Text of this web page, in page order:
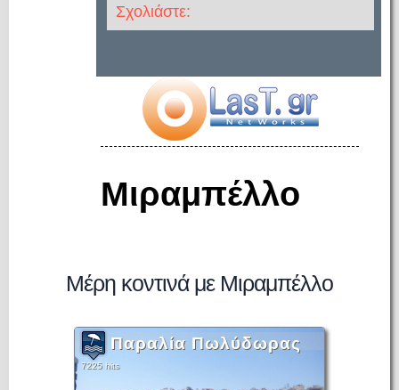
Σχολιάστε:
Μιραμπέλλο
Μέρη κοντινά με Μιραμπέλλο
Παραλία Πωλύδωρας
7225 hits